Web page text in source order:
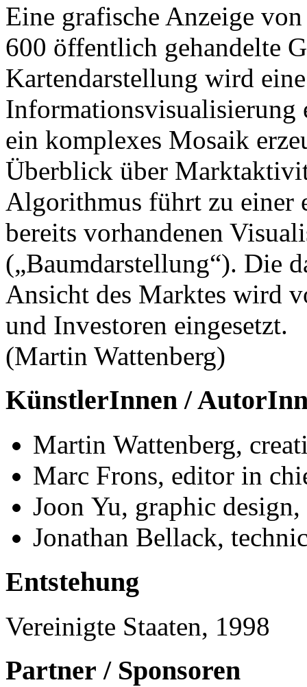
Eine grafische Anzeige
600 öffentlich gehandelte
Kartendarstellung wird
Informationsvisualisierung
ein komplexes Mosaik
Überblick über
Algorithmus führt zu einer
bereits vorhandenen
(„Baumdarstellung“). Die
Ansicht des Marktes wird
und Investoren eingesetzt.
(Martin Wattenberg)
KünstlerInnen /
Martin Wattenberg,
Marc Frons, editor in
Joon Yu, graphic
Jonathan Bellack,
Entstehung
Vereinigte Staaten, 1998
Partner / Sponsoren